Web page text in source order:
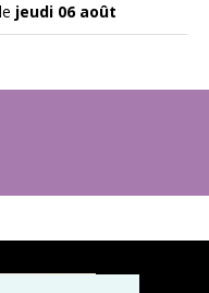
jeudi 06 août